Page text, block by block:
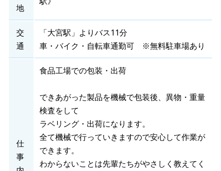
地
交
通
「大宮駅」よりバス11分
車・バイク・自転車通勤可 ※無料駐車場あり
仕
事
食品工場での包装・出荷
できあがった製品を機械で包装後、異物・重量
検査をして
ラベリング・出荷になります。
全て機械で行っていきますので安心して作業が
できます。
わからないことは先輩たちがやさしく教えてく